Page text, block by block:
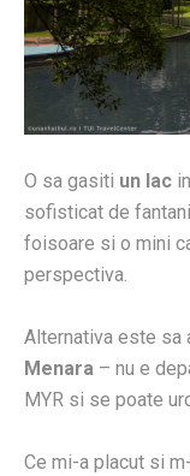
O sa gasiti un lac
sofisticat de
foisoare si o mini
perspectiva.
Alternativa este sa
Menara – nu e
MYR si se poate
Ce mi-a placut si